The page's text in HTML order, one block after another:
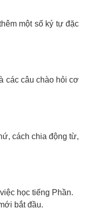
một số ký tự đặc
các câu chào hỏi cơ
cách chia động từ,
học tiếng Phần.
bắt đầu.